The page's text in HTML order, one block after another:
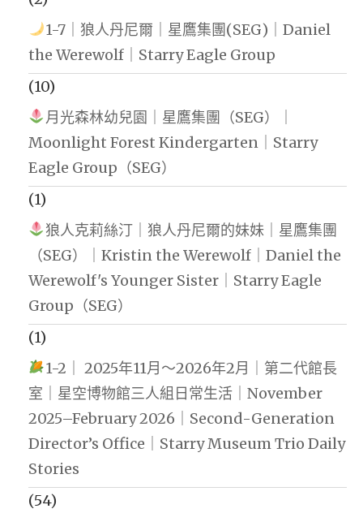
1-7｜狼人丹尼爾｜星鷹集團(SEG)｜Daniel
the Werewolf｜Starry Eagle Group
(10)
月光森林幼兒園｜星鷹集團（SEG）｜
Moonlight Forest Kindergarten｜Starry
Eagle Group（SEG）
(1)
狼人克莉絲汀｜狼人丹尼爾的妹妹｜星鷹集團
（SEG）｜Kristin the Werewolf｜Daniel the
Werewolf's Younger Sister｜Starry Eagle
Group（SEG）
(1)
1-2｜ 2025年11月～2026年2月｜第二代館長
室｜星空博物館三人組日常生活｜November
2025–February 2026｜Second-Generation
Director’s Office｜Starry Museum Trio Daily
Stories
(54)